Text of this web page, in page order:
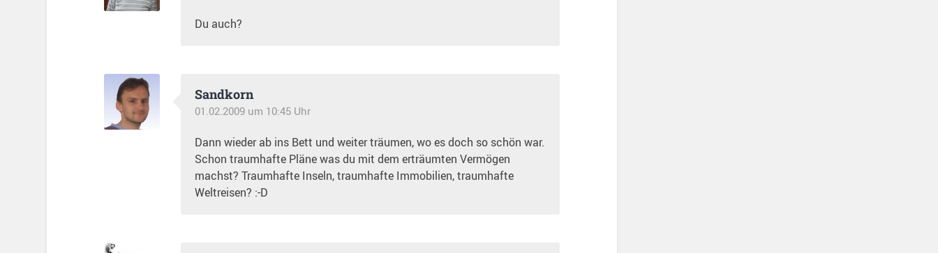
Du auch?
Sandkorn
01.02.2009 um 10:45 Uhr
Dann wieder ab ins Bett und weiter träumen, wo es doch so schön war.
Schon traumhafte Pläne was du mit dem erträumten Vermögen
machst? Traumhafte Inseln, traumhafte Immobilien, traumhafte
Weltreisen? :-D